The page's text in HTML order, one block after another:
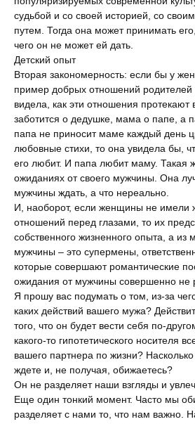
судьбой и со своей историей, со
путем. Тогда она может принимать
чего он не может ей дать.
Детский опыт
Вторая закономерность: если бы у
пример добрых отношений
видела, как эти отношения
заботится о дедушке, мама о папе, а
папа не приносит маме каждый день
любовные стихи, то она увидела бы,
его любит. И папа любит маму. Такая
ожиданиях от своего мужчины. Она
мужчины ждать, а что нереально.
И, наоборот, если женщины не имели
отношений перед глазами, то их
собственного жизненного опыта, а из
мужчины – это супермены,
которые совершают романтические
ожидания от мужчины совершенно не
Я прошу вас подумать о том, из-за
каких действий вашего мужа?
того, что он будет вести себя по-
какого-то гипотетического носителя
вашего партнера по жизни?
ждете и, не получая, обижаетесь?
Он не разделяет наши взгляды и
Еще один тонкий момент. Часто мы
разделяет с нами то, что нам важно.